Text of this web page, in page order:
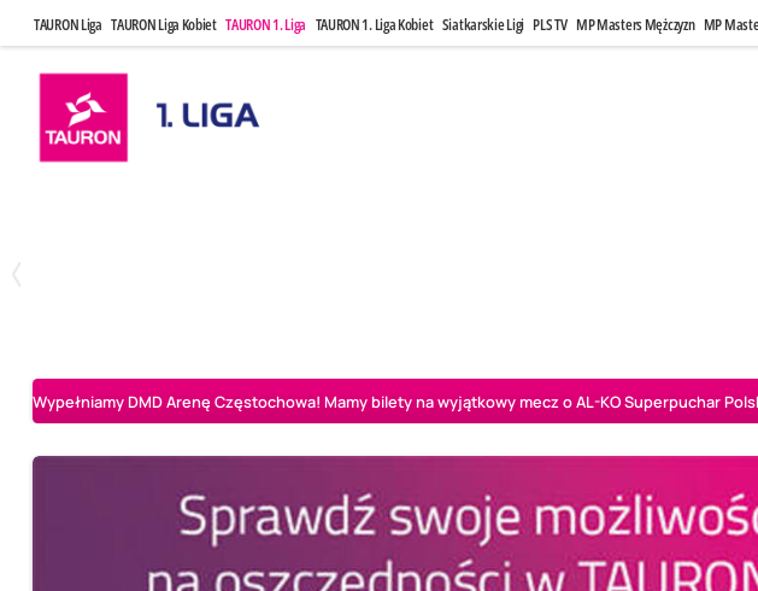
TAURON Liga TAURON Liga Kobiet TAURON 1. Liga TAURON 1. Liga Kobiet Siatkarskie Ligi PLS TV MP Masters Mężczyzn MP
Wypełniamy DMD Arenę Częstochowa! Mamy bilety na wyjątkowy mecz o AL-KO Superpuchar